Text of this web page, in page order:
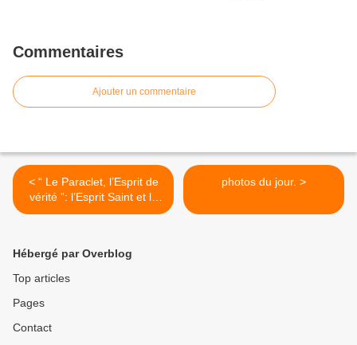
Commentaires
Ajouter un commentaire
< “ Le Paraclet, l’Esprit de
vérité ”: l’Esprit Saint et la
persécution par un moine
photos du jour. >
Hébergé par Overblog
Top articles
Pages
Contact